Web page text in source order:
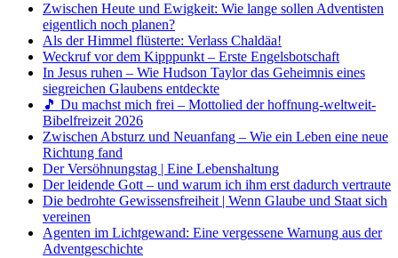
Zwischen Heute und Ewigkeit: Wie lange sollen Adventisten
eigentlich noch planen?
Als der Himmel flüsterte: Verlass Chaldäa!
Weckruf vor dem Kipppunkt – Erste Engelsbotschaft
In Jesus ruhen – Wie Hudson Taylor das Geheimnis eines
siegreichen Glaubens entdeckte
🎵 Du machst mich frei – Mottolied der hoffnung-weltweit-
Bibelfreizeit 2026
Zwischen Absturz und Neuanfang – Wie ein Leben eine neue
Richtung fand
Der Versöhnungstag | Eine Lebenshaltung
Der leidende Gott – und warum ich ihm erst dadurch vertraute
Die bedrohte Gewissensfreiheit | Wenn Glaube und Staat sich
vereinen
Agenten im Lichtgewand: Eine vergessene Warnung aus der
Adventgeschichte